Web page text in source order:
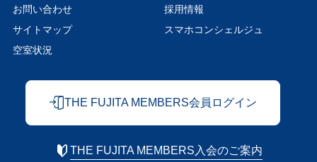
お問い合わせ
採用情報
サイトマップ
スマホコンシェルジュ
空室状況
THE FUJITA MEMBERS会員ログイン
THE FUJITA MEMBERS入会のご案内